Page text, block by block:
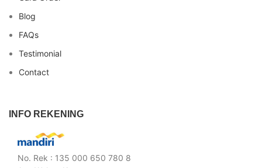
Blog
FAQs
Testimonial
Contact
INFO REKENING
No. Rek : 135 000 650 780 8